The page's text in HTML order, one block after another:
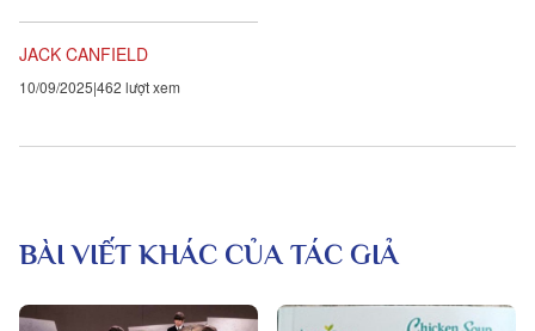
JACK CANFIELD
10/09/2025 462 lượt xem
BÀI VIẾT KHÁC CỦA TÁC GIẢ